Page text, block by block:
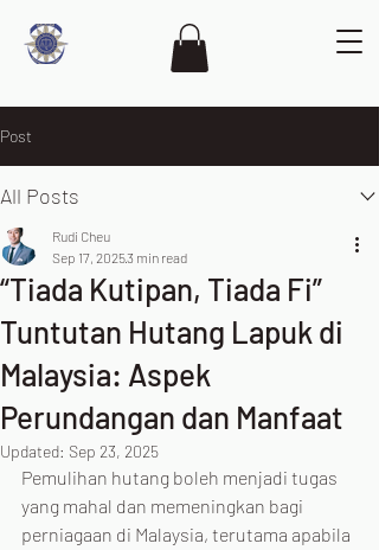
Post
All Posts
“Tiada Kutipan, Tiada Fi”
Tuntutan Hutang Lapuk di
Malaysia: Aspek
Perundangan dan Manfaat
Rudi Cheu
Sep 17, 20253 min read
Updated: Sep 23, 2025
Pemulihan hutang boleh menjadi tugas
yang mahal dan memeningkan bagi
perniagaan di Malaysia, terutama apabila